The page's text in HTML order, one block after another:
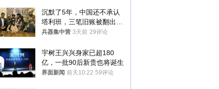
沉默了5年，中国还不承认
塔利班，三笔旧账被翻出，
最大风险出现
兵器集中营 3天前 29评论
宇树王兴兴身家已超180
亿，一批90后新贵也将诞生
界面新闻 前天10:22 59评论